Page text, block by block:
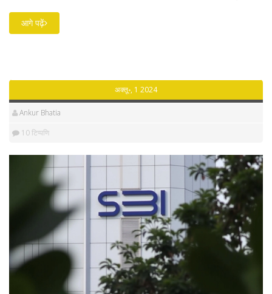
कंपनी के पास भारत में मजबूत निर्माण क्षमता है, जो एशिया में सबसे बड़ी
उत्पादन बेस बनने की ओर अग्रसर है।
आगे पढ़ें
अक्तू॰, 1 2024
Ankur Bhatia
10 टिप्पणि